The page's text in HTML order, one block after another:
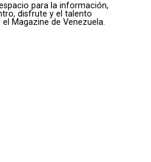
para la información,
disfrute y el talento
Magazine de Venezuela.